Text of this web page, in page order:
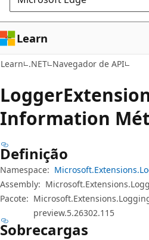
Learn
Learn .NET Navegador de API
Logger
Information
Definição
Namespace:
Assembly:
Pacote:
preview.5.26302.115
Sobrecargas